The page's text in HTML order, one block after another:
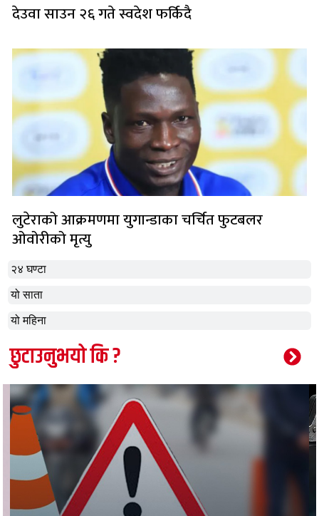
२४ घण्टा
यो साता
यो महिना
देउवा साउन २६ गते स्वदेश फर्किदै
लुटेराको आक्रमणमा युगान्डाका चर्चित फुटबलर
ओवोरीको मृत्यु
छुटाउनुभयो कि ?